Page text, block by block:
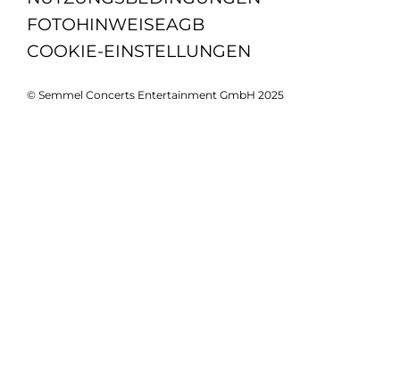
FOTOHINWEISEAGB
COOKIE-EINSTELLUNGEN
© Semmel Concerts Entertainment GmbH 2025